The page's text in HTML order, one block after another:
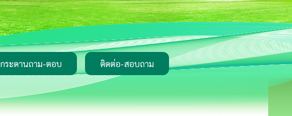
กระดานถาม-ตอบ ติดต่อ-สอบถาม